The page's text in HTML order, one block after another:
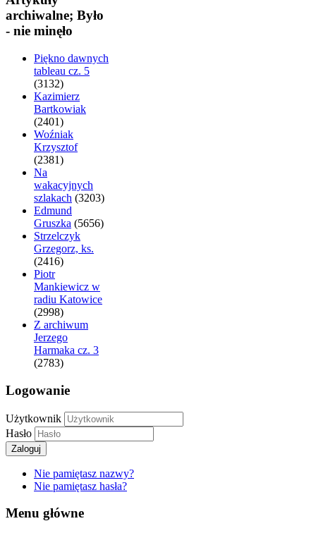
archiwalne; Było
- nie minęło
Piękno dawnych
tableau cz. 5
(3132)
Kazimierz
Bartkowiak
(2401)
Woźniak
Krzysztof
(2381)
Na
wakacyjnych
szlakach (3203)
Edmund
Gruszka (5656)
Strzelczyk
Grzegorz, ks.
(2416)
Piotr
Mankiewicz w
radiu Katowice
(2998)
Z archiwum
Jerzego
Harmaka cz. 3
(2783)
Logowanie
Użytkownik
Hasło
Zaloguj
Nie pamiętasz nazwy?
Nie pamiętasz hasła?
Menu główne